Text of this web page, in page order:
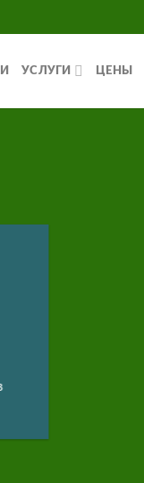
УСЛУГИ ЦЕНЫ